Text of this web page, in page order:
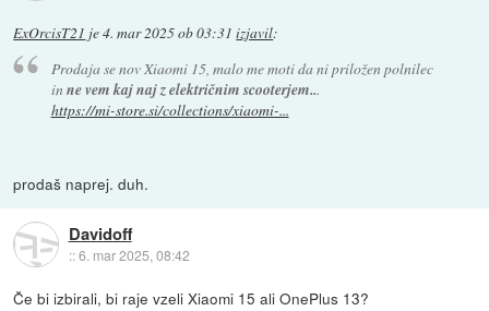
ExOrcisT21 je4. mar 2025 ob 03:31 izjavil:
Prodaja se nov Xiaomi 15, malo me moti da ni priložen polnilec
in ne vem kaj naj z električnim scooterjem...
https://mi-store.si/collections/xiaomi-...
prodaš naprej. duh.
Davidoff
::6. mar 2025, 08:42
Če bi izbirali, bi raje vzeli Xiaomi 15 ali OnePlus 13?